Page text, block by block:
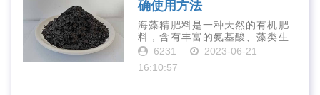
确使用方法
海藻精肥料是一种天然的有机肥
料，含有丰富的氨基酸、藻类生
长素、维生素、微量元素、蛋白
力、促进植物生长、增强植物抗
6231
2023-06-21
16:10:57